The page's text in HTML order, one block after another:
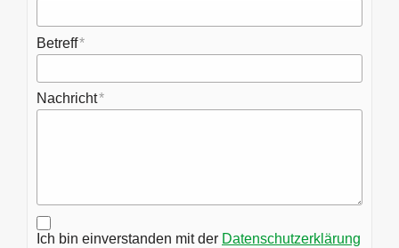
Betreff
Nachricht
Ich bin einverstanden mit der Datenschutzerklärung